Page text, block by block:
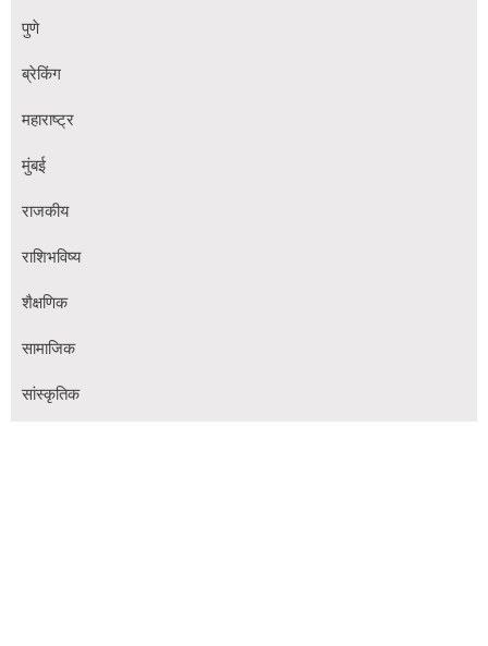
पुणे
ब्रेकिंग
महाराष्ट्र
मुंबई
राजकीय
राशिभविष्य
शैक्षणिक
सामाजिक
सांस्कृतिक